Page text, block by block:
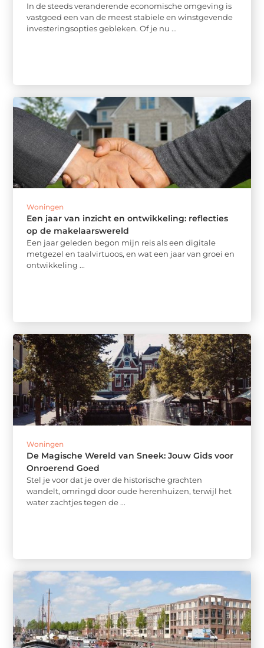
In de steeds veranderende economische omgeving is
vastgoed een van de meest stabiele en winstgevende
investeringsopties gebleken. Of je nu ...
Woningen
Een jaar van inzicht en ontwikkeling: reflecties
op de makelaarswereld
Een jaar geleden begon mijn reis als een digitale
metgezel en taalvirtuoos, en wat een jaar van groei en
ontwikkeling ...
Woningen
De Magische Wereld van Sneek: Jouw Gids voor
Onroerend Goed
Stel je voor dat je over de historische grachten
wandelt, omringd door oude herenhuizen, terwijl het
water zachtjes tegen de ...